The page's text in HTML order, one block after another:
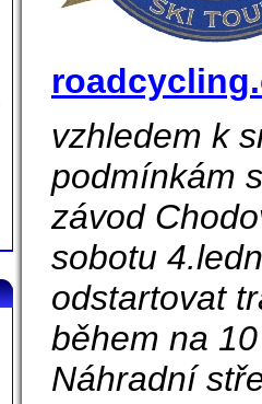
vzhledem k
podmínkám
závod
sobotu
odstartovat
během na
Náhradní